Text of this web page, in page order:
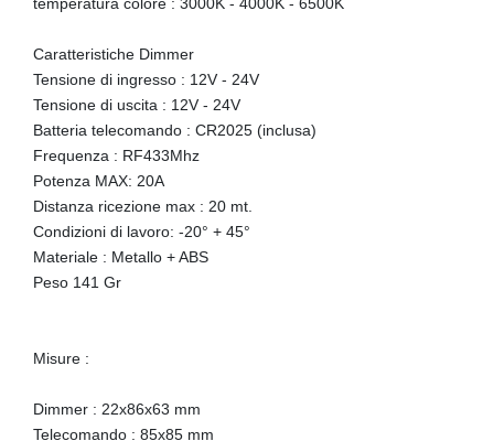
Caratteristiche Dimmer
Tensione di ingresso : 12V - 24V
Tensione di uscita : 12V - 24V
Batteria telecomando : CR2025 (inclusa)
Frequenza : RF433Mhz
Potenza MAX: 20A
Distanza ricezione max : 20 mt.
Condizioni di lavoro: -20° + 45°
Materiale : Metallo + ABS
Peso 141 Gr
Misure :
Dimmer : 22x86x63 mm
Telecomando : 85x85 mm